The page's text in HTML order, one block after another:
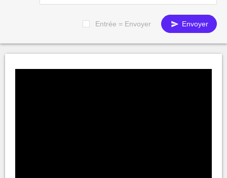
Entrée = Envoyer Envoyer